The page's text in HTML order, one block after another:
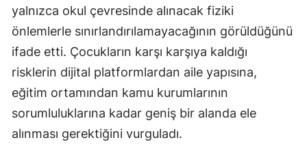
yalnızca okul çevresinde alınacak fiziki
önlemlerle sınırlandırılamayacağının görüldüğünü
ifade etti. Çocukların karşı karşıya kaldığı
risklerin dijital platformlardan aile yapısına,
eğitim ortamından kamu kurumlarının
sorumluluklarına kadar geniş bir alanda ele
alınması gerektiğini vurguladı.